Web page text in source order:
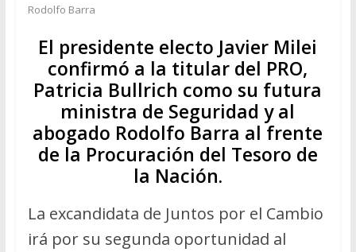
Rodolfo Barra
El presidente electo Javier Milei
confirmó a la titular del PRO,
Patricia Bullrich como su futura
ministra de Seguridad y al
abogado Rodolfo Barra al frente
de la Procuración del Tesoro de
la Nación.
La excandidata de Juntos por el Cambio
irá por su segunda oportunidad al